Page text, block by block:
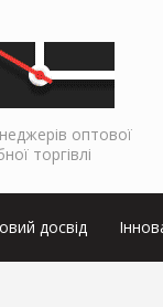
оптової
торгівлі
досвід